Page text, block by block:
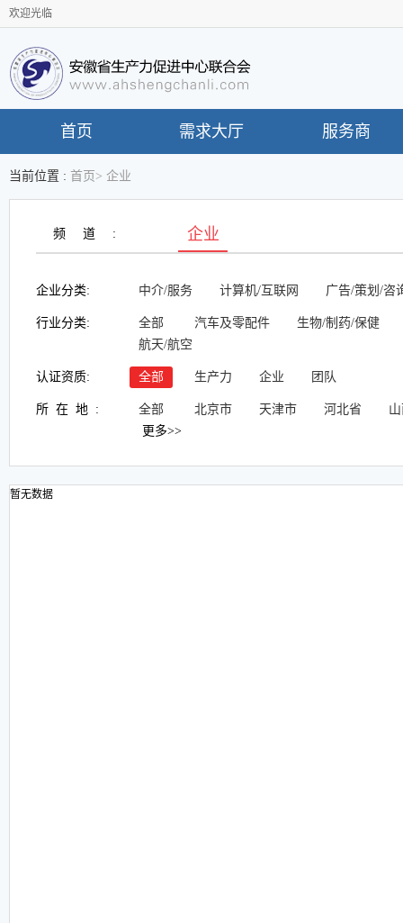
欢迎光临
首页 需求大厅 服务商
当前位置 : 首页 > 企业
频道: 企业
企业分类: 中介/服务 计算机/互联网 广告/策划/咨
行业分类: 全部 汽车及零配件
生物/制药/保健
航天/航空
认证资质: 全部 生产力 企业 团队
所在地: 全部 北京市 天津市 河北省
更多>>
暂无数据